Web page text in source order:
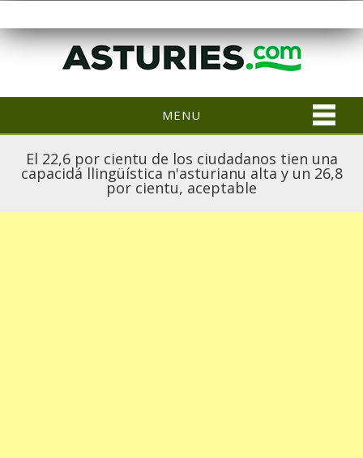
MENU
El 22,6 por cientu de los ciudadanos tien una
capacidá llingüística n'asturianu alta y un 26,8
por cientu, aceptable